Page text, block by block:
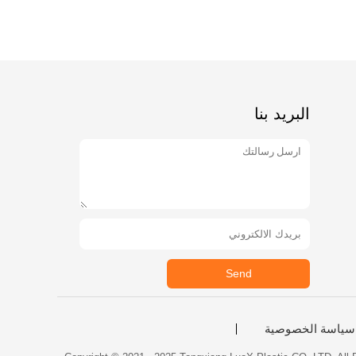
البريد بنا
Send
سياسة الخصوصية